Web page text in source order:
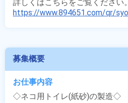
https://www.894651.com/qr/
募集概要
お仕事内容
◇ネコ用トイレ(紙砂)の製造◇